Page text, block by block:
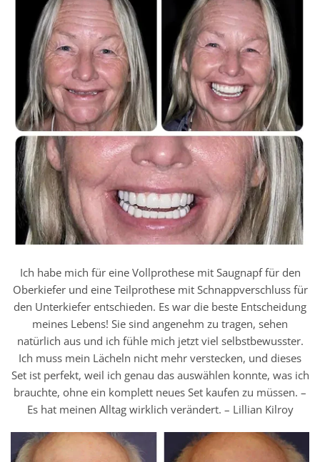
Ich habe mich für eine Vollprothese mit Saugnapf für den
Oberkiefer und eine Teilprothese mit Schnappverschluss für
den Unterkiefer entschieden. Es war die beste Entscheidung
meines Lebens! Sie sind angenehm zu tragen, sehen
natürlich aus und ich fühle mich jetzt viel selbstbewusster.
Ich muss mein Lächeln nicht mehr verstecken, und dieses
Set ist perfekt, weil ich genau das auswählen konnte, was ich
brauchte, ohne ein komplett neues Set kaufen zu müssen. –
Es hat meinen Alltag wirklich verändert. – Lillian Kilroy